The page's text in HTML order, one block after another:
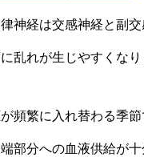
神経は交感神経と副
乱れが生じやすくなり
頻繁に入れ替わる季節
部分への血液供給が